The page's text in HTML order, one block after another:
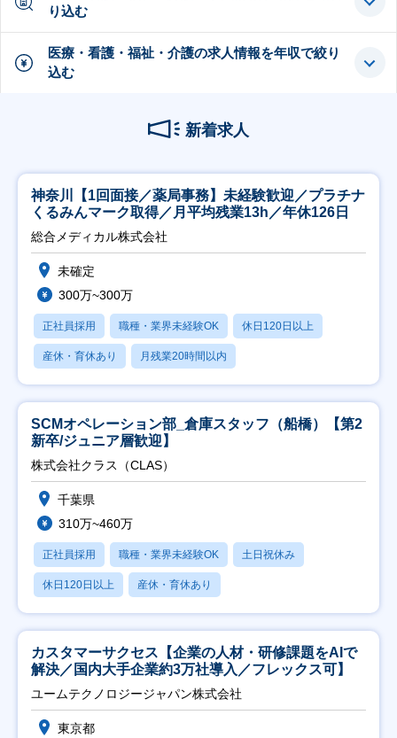
り込む
医療・看護・福祉・介護の求人情報を年収で絞り
込む
新着求人
神奈川【1回面接／薬局事務】未経験歓迎／プラチナ
くるみんマーク取得／月平均残業13h／年休126日
総合メディカル株式会社
未確定
300万~300万
正社員採用 職種・業界未経験OK 休日120日以上
産休・育休あり 月残業20時間以内
SCMオペレーション部_倉庫スタッフ（船橋）【第2
新卒/ジュニア層歓迎】
株式会社クラス（CLAS）
千葉県
310万~460万
正社員採用 職種・業界未経験OK 土日祝休み
休日120日以上 産休・育休あり
カスタマーサクセス【企業の人材・研修課題をAIで
解決／国内大手企業約3万社導入／フレックス可】
ユームテクノロジージャパン株式会社
東京都